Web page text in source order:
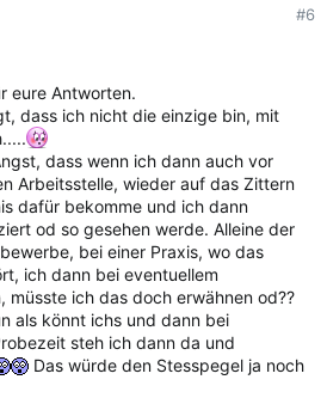
#6
eure Antworten.
dass ich nicht die einzige bin, mit
dass wenn ich dann auch vor
Arbeitsstelle, wieder auf das Zittern
dafür bekomme und ich dann
od so gesehen werde. Alleine der
bei einer Praxis, wo das
ich dann bei eventuellem
müsste ich das doch erwähnen od??
als könnt ichs und dann bei
steh ich dann da und
Das würde den Stesspegel ja noch